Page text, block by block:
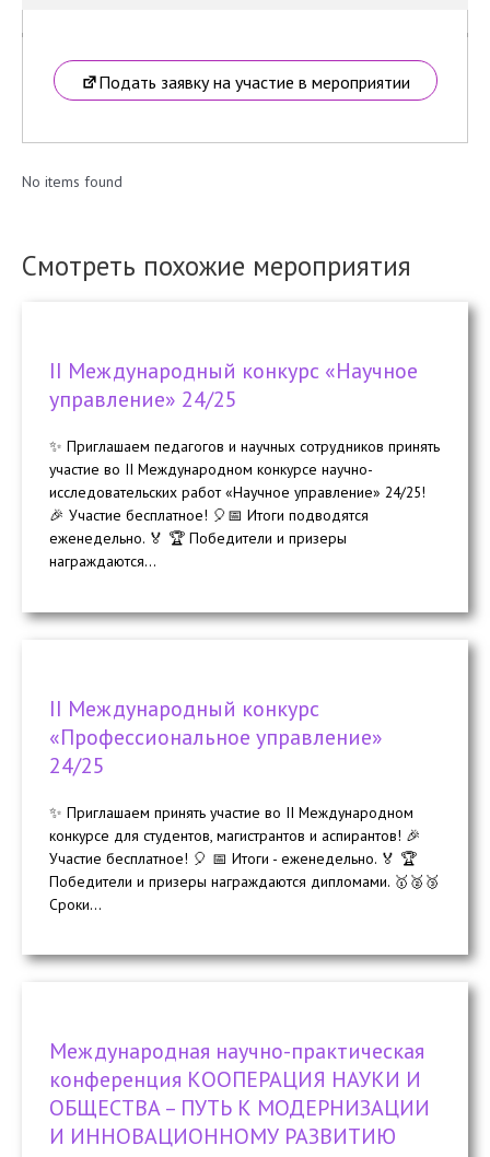
Подать заявку на участие в мероприятии
No items found
Смотреть похожие мероприятия
II Международный конкурс «Научное
управление» 24/25
✨ Приглашаем педагогов и научных сотрудников принять
участие во II Международном конкурсе научно-
исследовательских работ «Научное управление» 24/25!
🎉 Участие бесплатное! 🎈📅 Итоги подводятся
еженедельно. 🏅 🏆 Победители и призеры
награждаются...
II Международный конкурс
«Профессиональное управление»
24/25
✨ Приглашаем принять участие во II Международном
конкурсе для студентов, магистрантов и аспирантов! 🎉
Участие бесплатное! 🎈 📅 Итоги - еженедельно. 🏅 🏆
Победители и призеры награждаются дипломами. 🥇🥈🥉
Сроки...
Международная научно-практическая
конференция КООПЕРАЦИЯ НАУКИ И
ОБЩЕСТВА – ПУТЬ К МОДЕРНИЗАЦИИ
И ИННОВАЦИОННОМУ РАЗВИТИЮ